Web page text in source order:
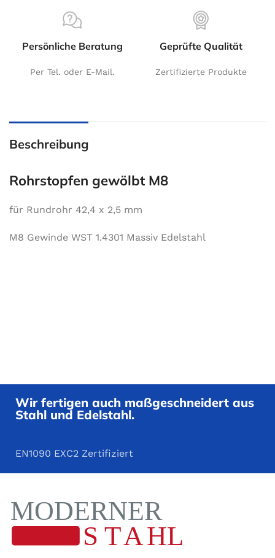
Persönliche Beratung
Per Tel. oder E-Mail.
Geprüfte Qualität
Zertifizierte Produkte
Beschreibung
Rohrstopfen gewölbt M8
für Rundrohr 42,4 x 2,5 mm
M8 Gewinde WST 1.4301 Massiv Edelstahl
Wir fertigen auch maßgeschneidert aus
Stahl und Edelstahl.
EN1090 EXC2 Zertifiziert